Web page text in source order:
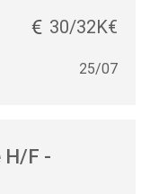
30/32K€
25/07
H/F -